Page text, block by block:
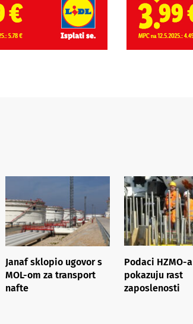
Janaf sklopio ugovor s
MOL-om za transport
nafte
Podaci HZMO-a
pokazuju rast
zaposlenosti